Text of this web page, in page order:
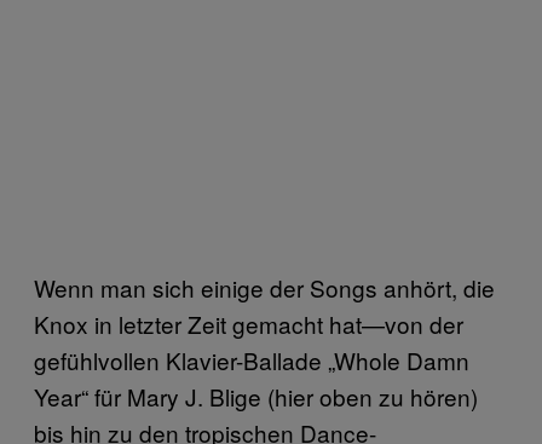
Wenn man sich einige der Songs anhört, die
Knox in letzter Zeit gemacht hat—von der
gefühlvollen Klavier-Ballade „Whole Damn
Year“ für Mary J. Blige (hier oben zu hören)
bis hin zu den tropischen Dance-